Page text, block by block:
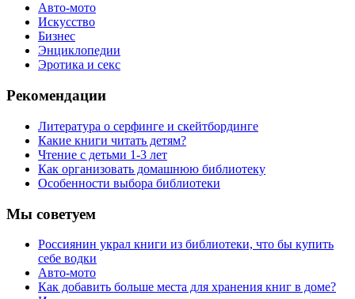
Авто-мото
Искусство
Бизнес
Энциклопедии
Эротика и секс
Рекомендации
Литература о серфинге и скейтбординге
Какие книги читать детям?
Чтение с детьми 1-3 лет
Как организовать домашнюю библиотеку
Особенности выбора библиотеки
Мы советуем
Россиянин украл книги из библиотеки, что бы купить
себе водки
Авто-мото
Как добавить больше места для хранения книг в доме?